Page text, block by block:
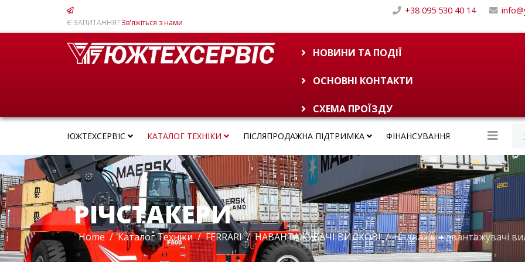
Є ЗАПИТАННЯ? Зв'яжіться з нами
+38 095 530 40 14
НОВИНИ ТА ПОДІЇ
ОСНОВНІ КОНТАКТИ
СХЕМА ПРОЇЗДУ
ЮЖТЕХСЕРВІС КАТАЛОГ ТЕХНІКИ ПІСЛЯПРОДАЖНА ПІДТРИМКА ФІНАНСУВАННЯ
РІЧСТАКЕРИ
Home Каталог Техніки FERRARI НАВАНТАЖУВАЧІ ВИЛКОВІ Надважкі навантажувачі